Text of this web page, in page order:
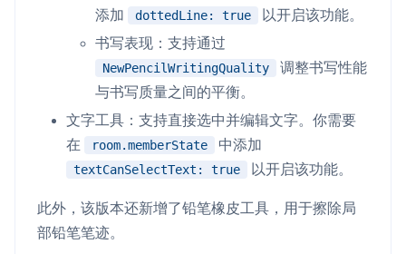
添加
dottedLine: true
以开启该功能。
书写表现：支持通过
NewPencilWritingQuality
调整书写性能
与书写质量之间的平衡。
文字工具：支持直接选中并编辑文字。你需要
在
room.memberState 中添加
textCanSelectText: true 以开启该功能。
此外，该版本还新增了铅笔橡皮工具，用于擦除局
部铅笔笔迹。